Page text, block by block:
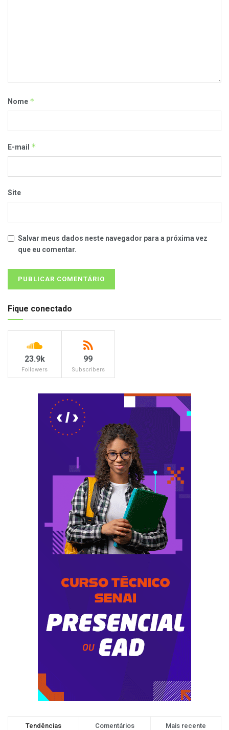
Nome *
E-mail *
Site
Salvar meus dados neste navegador para a próxima vez
que eu comentar.
Fique conectado
23.9k
Followers
99
Subscribers
Tendências Comentários Mais recente